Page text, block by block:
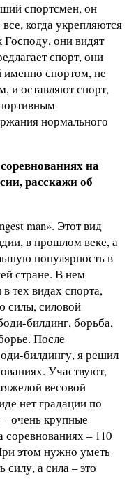
спортсмен, он
когда укрепляются
Господу, они видят
спорт, они
именно спортом, не
и оставляют спорт,
нормального
на
расскажи об
man». Этот вид
в прошлом веке, а
популярность в
стране. В нем
тех видах спорта,
силы, силовой
билдинг, борьба,
После
билдингу, я решил
Участвуют,
весовой
нет градации по
очень крупные
– 110
этом нужно уметь
силу, а сила – это